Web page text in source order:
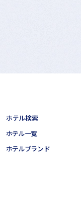
ホテル検索
ホテル一覧
ホテルブランド